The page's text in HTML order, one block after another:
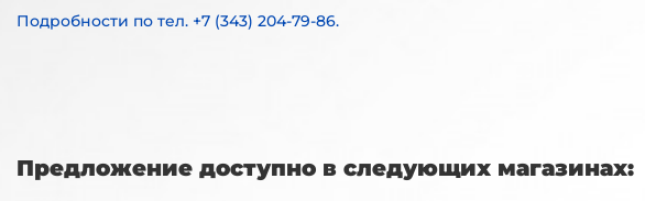
Подробности по тел. +7 (343) 204-79-86.
Предложение доступно в следующих магазинах: